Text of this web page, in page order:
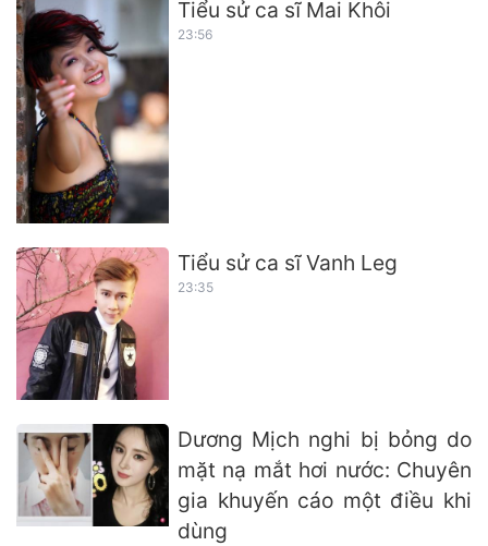
Tiểu sử ca sĩ Mai Khôi
23:56
Tiểu sử ca sĩ Vanh Leg
23:35
Dương Mịch nghi bị bỏng do
mặt nạ mắt hơi nước: Chuyên
gia khuyến cáo một điều khi
dùng